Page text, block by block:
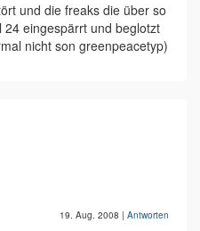
und die freaks die über so
eingespärrt und beglotzt
nicht son greenpeacetyp)
19. Aug. 2008 | Antworten